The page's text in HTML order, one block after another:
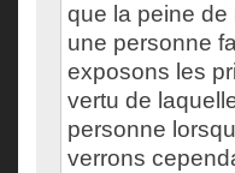
que la peine de
une personne
exposons les
vertu de
personne
verrons